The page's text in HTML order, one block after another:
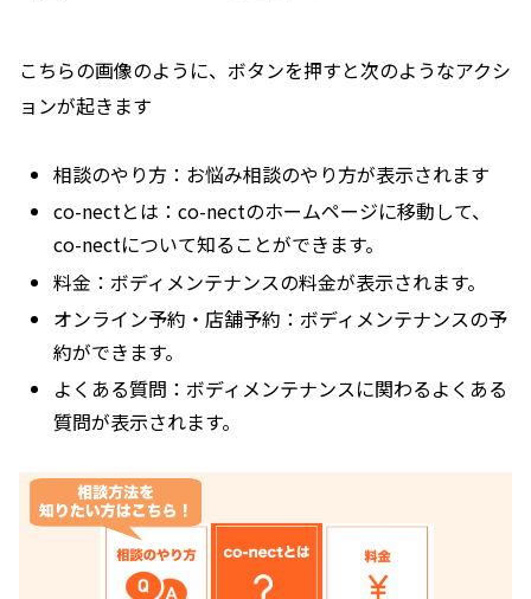
こちらの画像のように、ボタンを押すと次のようなアクシ
ョンが起きます
相談のやり方：お悩み相談のやり方が表示されます
co-nectとは：co-nectのホームページに移動して、
co-nectについて知ることができます。
料金：ボディメンテナンスの料金が表示されます。
オンライン予約・店舗予約：ボディメンテナンスの予
約ができます。
よくある質問：ボディメンテナンスに関わるよくある
質問が表示されます。